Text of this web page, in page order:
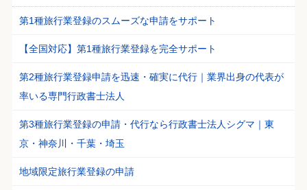
第1種旅行業登録のスムーズな申請をサポート
【全国対応】第1種旅行業登録を完全サポート
第2種旅行業登録申請を迅速・確実に代行｜業界出身の代表が
率いる専門行政書士法人
第3種旅行業登録の申請・代行なら行政書士法人シグマ｜東
京・神奈川・千葉・埼玉
地域限定旅行業登録の申請